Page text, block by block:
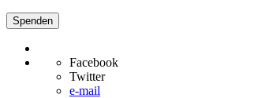
Spenden
Facebook
Twitter
e-mail